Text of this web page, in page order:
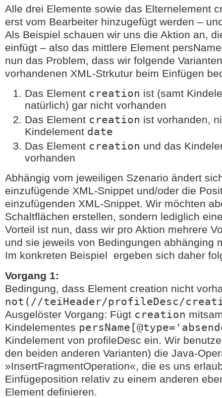
Alle drei Elemente sowie das Elternelement
erst vom Bearbeiter hinzugefügt werden –
Als Beispiel schauen wir uns die Aktion an,
einfügt – also das mittlere Element
nun das Problem, dass wir folgende
vorhandenen XML-Strkutur beim Einfügen
Das Element creation ist (samt
natürlich) gar nicht vorhanden
Das Element creation ist vorhanden,
Kindelement date
Das Element creation und das
vorhanden
Abhängig vom jeweiligen Szenario ändert
einzufügende XML-Snippet und/oder die
einzufügenden XML-Snippet. Wir möchten
Schaltflächen erstellen, sondern lediglich
Vorteil ist nun, dass wir pro Aktion mehrere
und sie jeweils von Bedingungen abhänging
Im konkreten Beispiel ergeben sich daher
Vorgang 1:
Bedingung, dass Element creation nicht
not(//teiHeader/profileDesc/
Ausgelöster Vorgang: Fügt creation
Kindelementes
Kindelement von profileDesc ein. Wir
den beiden anderen Varianten) die Java-
»InsertFragmentOperation«, die es uns
Einfügeposition relativ zu einem anderen
Element definieren.